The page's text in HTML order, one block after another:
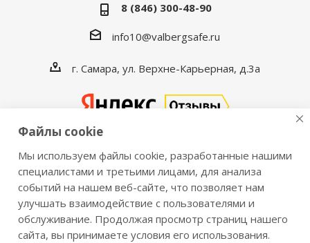
8 (846) 300-48-90
info10@valbergsafe.ru
г. Самара, ул. Верхне-Карьерная, д.3а
2016-2026 © VALBERGSAFE.RU — Интернет-магазин
сейфов Valberg и металлической мебели Практик.
Продажа сейфов для дома и офиса, металлических
шкафов, стеллажей, металлических дверей.
Информация о розничных ценах, технических
Файлы cookie
Мы используем файлы cookie, разработанные нашими
специалистами и третьими лицами, для анализа
событий на нашем веб-сайте, что позволяет нам
улучшать взаимодействие с пользователями и
обслуживание. Продолжая просмотр страниц нашего
сайта, вы принимаете условия его использования.